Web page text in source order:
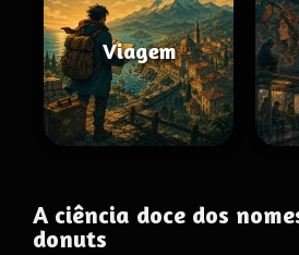
Viagem
A ciência doce dos
donuts